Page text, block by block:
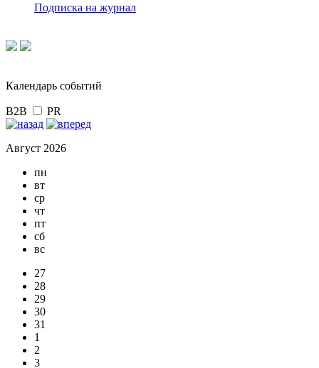
Подписка на журнал
Календарь событий
B2B PR
Август 2026
пн
вт
ср
чт
пт
сб
вс
27
28
29
30
31
1
2
3